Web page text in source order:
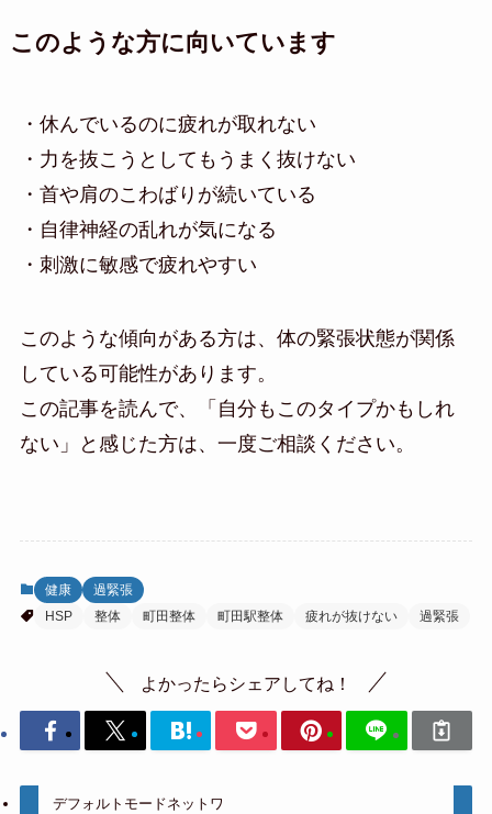
このような方に向いています
・休んでいるのに疲れが取れない
・力を抜こうとしてもうまく抜けない
・首や肩のこわばりが続いている
・自律神経の乱れが気になる
・刺激に敏感で疲れやすい
このような傾向がある方は、体の緊張状態が関係
している可能性があります。
この記事を読んで、「自分もこのタイプかもしれ
ない」と感じた方は、一度ご相談ください。
健康
過緊張
HSP
整体 町田整体 町田駅整体 疲れが抜けない 過緊張
よかったらシェアしてね！
デフォルトモードネットワ